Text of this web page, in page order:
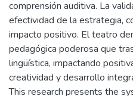
comprensión auditiva. La
efectividad de la estrategia,
impacto positivo. El teatro
pedagógica poderosa que
lingüística, impactando
creatividad y desarrollo
This research presents the